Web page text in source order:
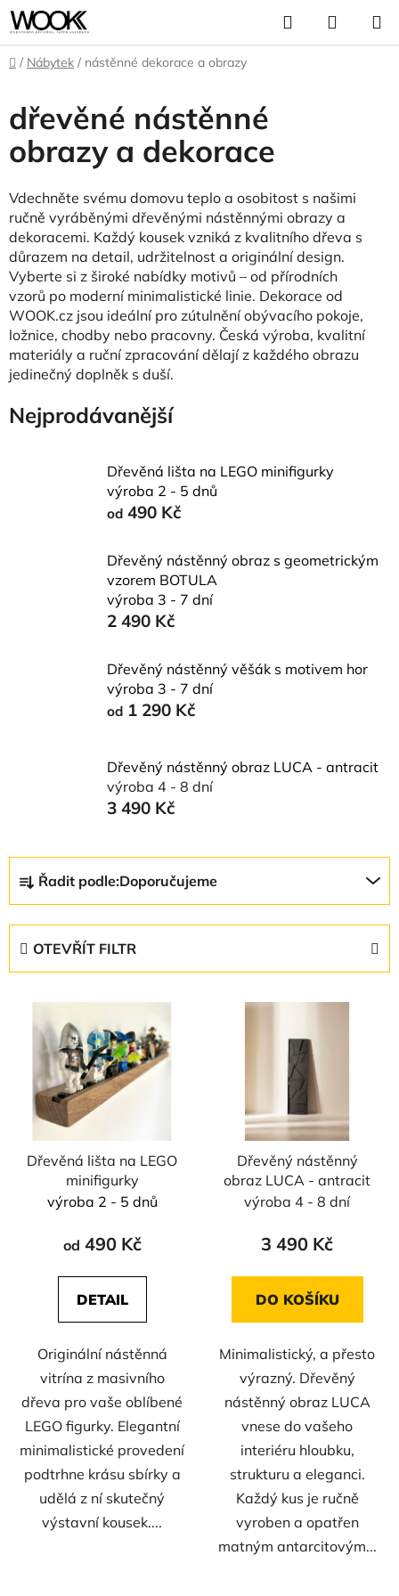
Přejít
na
obsah
Hledat
KOŠÍK
Domů
/ Nábytek / nástěnné dekorace a obrazy
dřevěné nástěnné
obrazy a dekorace
Vdechněte svému domovu teplo a osobitost s našimi
ručně vyráběnými dřevěnými nástěnnými obrazy a
dekoracemi. Každý kousek vzniká z kvalitního dřeva s
důrazem na detail, udržitelnost a originální design.
Vyberte si z široké nabídky motivů – od přírodních
vzorů po moderní minimalistické linie. Dekorace od
WOOK.cz jsou ideální pro zútulnění obývacího pokoje,
ložnice, chodby nebo pracovny. Česká výroba, kvalitní
materiály a ruční zpracování dělají z každého obrazu
jedinečný doplněk s duší.
Nejprodávanější
Dřevěná lišta na LEGO minifigurky
výroba 2 - 5 dnů
od 490 Kč
Dřevěný nástěnný obraz s geometrickým
vzorem BOTULA
výroba 3 - 7 dní
2 490 Kč
Dřevěný nástěnný věšák s motivem hor
výroba 3 - 7 dní
od 1 290 Kč
Dřevěný nástěnný obraz LUCA - antracit
výroba 4 - 8 dní
3 490 Kč
a
z
Řadit podle:Doporučujeme
OTEVŘÍT FILTR
Dřevěná lišta na LEGO
minifigurky
výroba 2 - 5 dnů
od 490 Kč
DETAIL
Originální nástěnná
vitrína z masivního
dřeva pro vaše oblíbené
LEGO figurky. Elegantní
minimalistické provedení
podtrhne krásu sbírky a
udělá z ní skutečný
výstavní kousek....
Dřevěný nástěnný
obraz LUCA - antracit
výroba 4 - 8 dní
3 490 Kč
DO KOŠÍKU
Minimalistický, a přesto
výrazný. Dřevěný
nástěnný obraz LUCA
vnese do vašeho
interiéru hloubku,
strukturu a eleganci.
Každý kus je ručně
vyroben a opatřen
matným antarcitovým...